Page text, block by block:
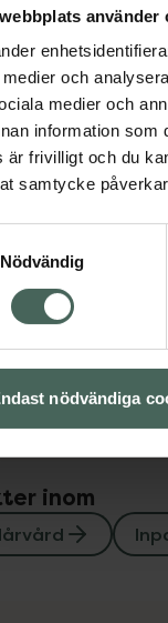
använder
och
medier och
information som
är frivilligt och du
samtycke
Nödvändig
nödvändiga
Inpackning och
inom